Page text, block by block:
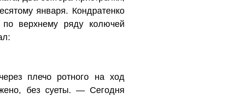
января. Кондратенко
верхнему ряду колючей
плечо ротного на ход
без суеты. — Сегодня